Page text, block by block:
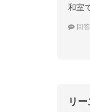
和室
回
リ